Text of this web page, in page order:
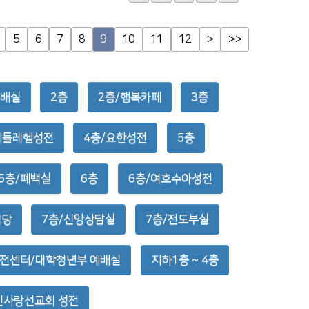
5 6 7 8 9 10 11 12 > >>
실 2층 2층/행복카페 3층
레헴성전 4층/요한성전 5층
층/폐백실 6층 6층/여호수아성전
7층/신앙상담실 7층/전도부실
센터/대학청년부 예배실 지하1층 ~ 4층
랑선교회 성전